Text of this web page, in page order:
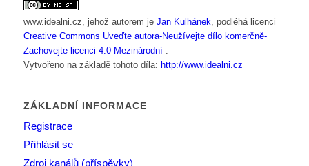
www.idealni.cz , jehož autorem je Jan Kulhánek , podléhá licenci
Creative Commons Uveďte autora-Neužívejte dílo komerčně-
Zachovejte licenci 4.0 Mezinárodní
Vytvořeno na základě tohoto díla: http://www.idealni.cz
ZÁKLADNÍ INFORMACE
Registrace
Přihlásit se
Zdroj kanálů (příspěvky)